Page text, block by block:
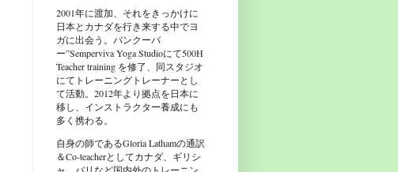
2001年に渡加、それをきっかけに
日本とカナダを行き来する中でヨ
ガに出会う。バンクーバ
ー”Semperviva Yoga Studioにて500H
Teacher training を修了、同スタジオ
にてトレーニングトレーナーとし
て活動。2012年より拠点を日本に
移し、インストラクター養成にも
多く携わる。
自身の師であるGloria Lathamの通訳
＆Co-teacherとしてカナダ、ギリシ